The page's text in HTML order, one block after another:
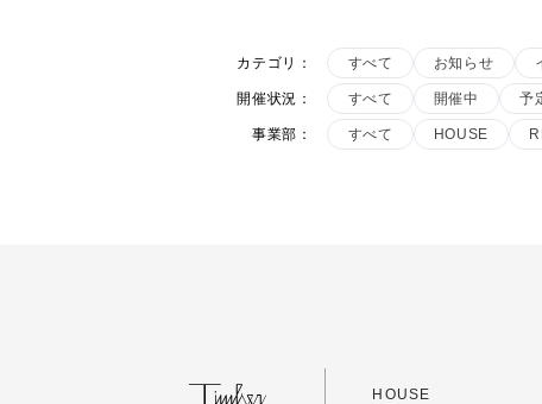
カテゴリ ： すべて お知らせ
開催状況 ： すべて 開催中 予
事業部 ： すべて HOUSE
HOUSE